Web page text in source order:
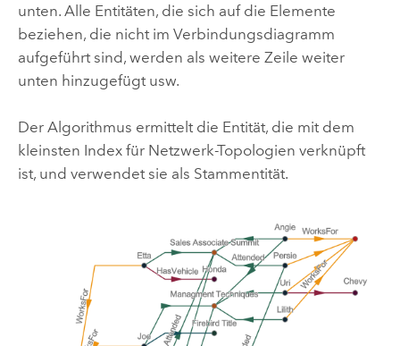
unten. Alle Entitäten, die sich auf die Elemente
beziehen, die nicht im Verbindungsdiagramm
aufgeführt sind, werden als weitere Zeile weiter
unten hinzugefügt usw.
Der Algorithmus ermittelt die Entität, die mit dem
kleinsten Index für Netzwerk-Topologien verknüpft
ist, und verwendet sie als Stammentität.